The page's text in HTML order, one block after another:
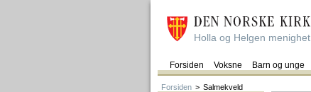
Holla og Helgen menighet
Forsiden Voksne Barn og unge
Forsiden > Salmekveld